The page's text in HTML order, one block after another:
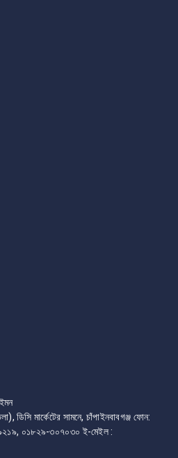
ডিসি মার্কেটের সামনে, চাঁপাইনবাবগঞ্জ ফোন:
০১৮২৯-৩০৭০৩০ ই-মেইল :